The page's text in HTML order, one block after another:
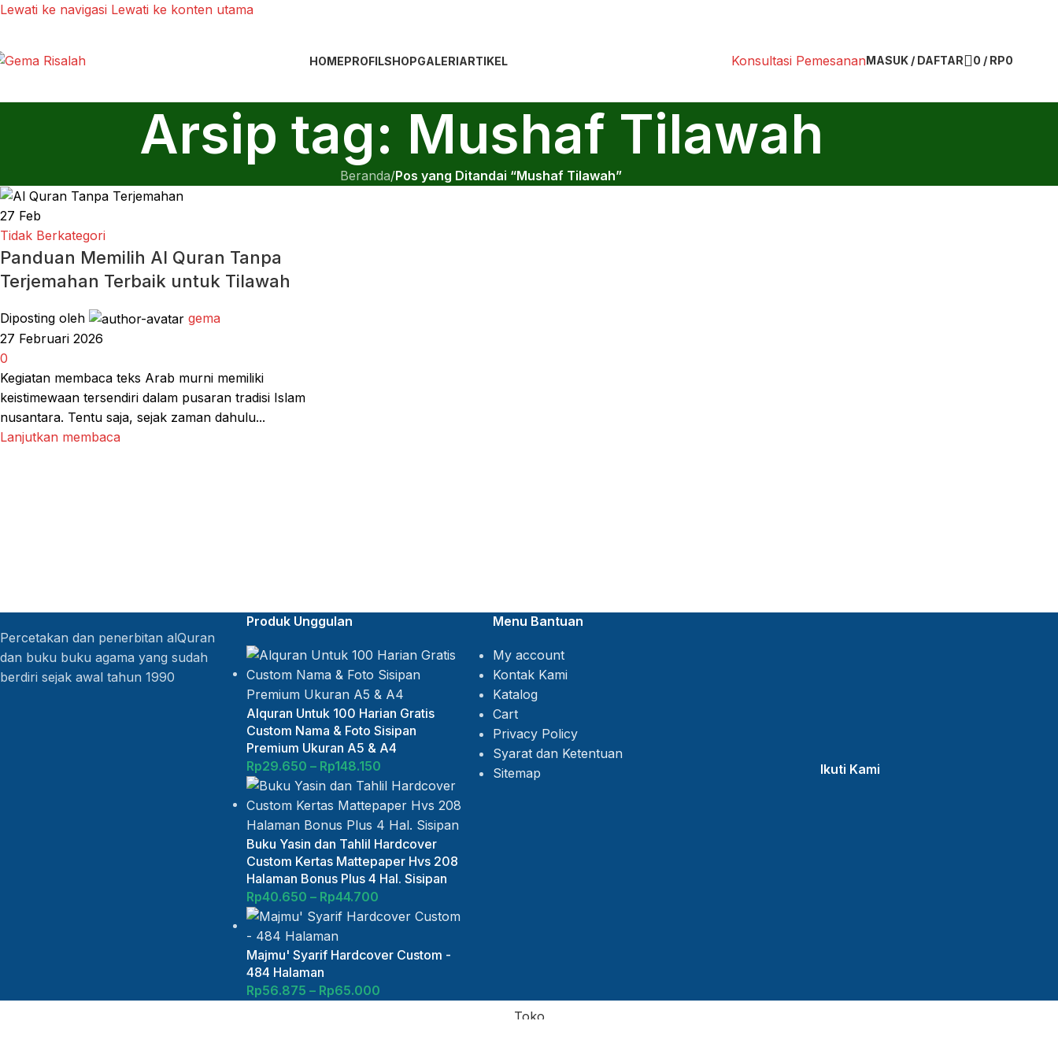
Lewati ke navigasi Lewati ke konten utama
HOMEPROFILSHOPGALERIARTIKEL Konsultasi PemesananMASUK / DAFTAR 0 / RP0
Arsip tag: Mushaf Tilawah
Beranda/Pos yang Ditandai “Mushaf Tilawah”
27 Feb
Tidak Berkategori
Panduan Memilih Al Quran Tanpa
Terjemahan Terbaik untuk Tilawah
Diposting oleh
gema
27 Februari 2026
0
Kegiatan membaca teks Arab murni memiliki
keistimewaan tersendiri dalam pusaran tradisi Islam
nusantara. Tentu saja, sejak zaman dahulu...
Lanjutkan membaca
Percetakan dan penerbitan alQuran
dan buku buku agama yang sudah
berdiri sejak awal tahun 1990
Produk Unggulan
Alquran Untuk 100 Harian Gratis
Custom Nama & Foto Sisipan
Premium Ukuran A5 & A4
Rp29.650 – Rp148.150
Buku Yasin dan Tahlil Hardcover
Custom Kertas Mattepaper Hvs 208
Halaman Bonus Plus 4 Hal. Sisipan
Rp40.650 – Rp44.700
Majmu' Syarif Hardcover Custom -
484 Halaman
Rp56.875 – Rp65.000
Menu Bantuan
My account
Kontak Kami
Katalog
Cart
Privacy Policy
Syarat dan Ketentuan
Sitemap
Ikuti Kami
Toko